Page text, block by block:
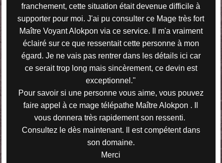
franchement, cette situation était devenue difficile à
supporter pour moi. J'ai pu consulter ce Mage très fort
Maître Voyant Alokpon via ce service. Il m'a vraiment
éclairé sur ce que ressentait cette personne à mon
égard. Je ne vais pas rentrer dans les détails ici car
ce serait trop long mais sincèrement, ce devin est
exceptionnel."
Pour savoir si une personne vous aime, vous pouvez
faire appel à ce mage télépathe Maître Alokpon . Il
vous donnera très rapidement son ressenti.
Consultez le dès maintenant. Il est compétent dans
son domaine.
Merci